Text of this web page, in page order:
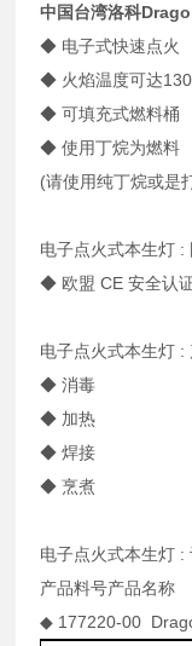
中国台湾洛科
◆ 电子式快速点火
◆ 火焰温度可达
◆ 可填充式燃料桶
◆ 使用丁烷为燃料
(请使用纯丁烷或是
电子点火式本生灯 :
◆ 欧盟 CE 安全认
电子点火式本生灯 :
◆ 消毒
◆ 加热
◆ 焊接
◆ 烹煮
电子点火式本生灯 :
产品料号产品名称
◆ 177220-00